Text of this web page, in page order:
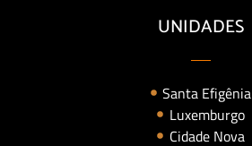
UNIDADES
Santa Efigênia
Luxemburgo
Cidade Nova